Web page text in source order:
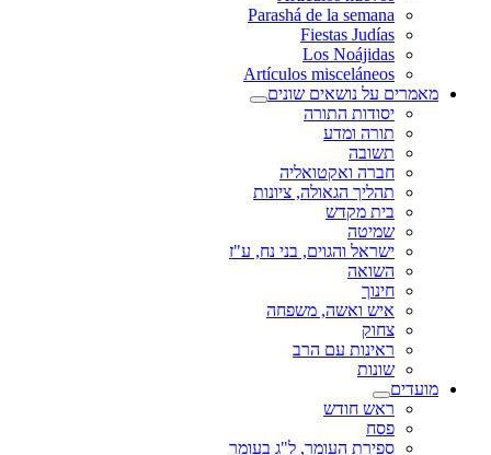
Parashá de la semana
Fiestas Judías
Los Noájidas
Artículos misceláneos
מאמרים על נושאים שונים
יסודות התורה
תורה ומדע
תשובה
חברה ואקטואליה
תהליך הגאולה, ציונות
בית מקדש
שמיטה
ישראל והגוים, בני נח, ע"ז
השואה
חינוך
איש ואשה, משפחה
צחוק
ראינות עם הרב
שונות
מועדים
ראש חודש
פסח
ספירת העומר, ל"ג בעומר